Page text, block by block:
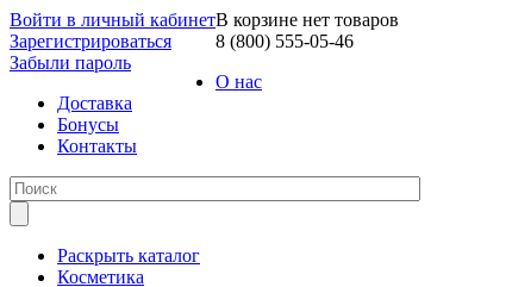
Войти в личный кабинет
Зарегистрироваться
Забыли пароль
В корзине нет товаров
8 (800) 555-05-46
О нас
Доставка
Бонусы
Контакты
Раскрыть каталог
Косметика